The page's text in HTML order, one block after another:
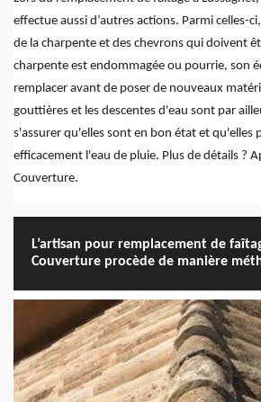
effectue aussi d’autres actions. Parmi celles-
de la charpente et des chevrons qui doivent
charpente est endommagée ou pourrie, son
remplacer avant de poser de nouveaux
gouttières et les descentes d'eau sont par
s'assurer qu'elles sont en bon état et qu'elles
efficacement l'eau de pluie. Plus de détails ?
Couverture.
L’artisan pour remplacement de
Couverture procède de manière